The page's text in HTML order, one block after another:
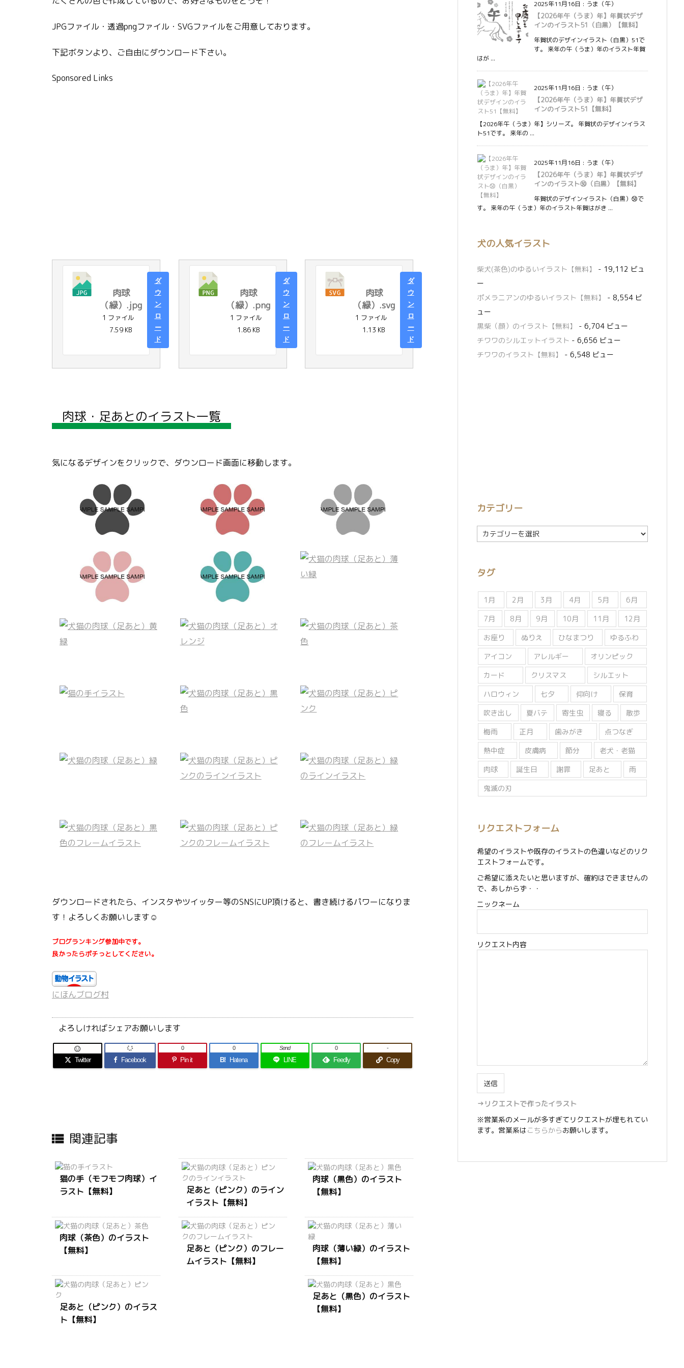
JPGファイル・透過pngファイル・SVGファイルをご用意しております。
下記ボタンより、ご自由にダウンロード下さい。
Sponsored Links
肉球
（緑）.jpg
1 ファイル
7.59 KB
ダ
ウ
ン
ロ
ー
ド
肉球
（緑）.png
1 ファイル
1.86 KB
ダ
ウ
ン
ロ
ー
ド
肉球
（緑）.svg
1 ファイル
1.13 KB
ダ
ウ
ン
ロ
ー
ド
肉球・足あとのイラスト一覧
気になるデザインをクリックで、ダウンロード画面に移動します。
ダウンロードされたら、インスタやツイッター等のSNSにUP頂けると、書き続けるパワーになりま
す！よろしくお願いします☺
ブログランキング参加中です。
良かったらポチっとしてください。
にほんブログ村
よろしければシェアお願いします
Twitter

Facebook Pin it
0
B! Hatena
0
LINE
Send
Feedly
0
Copy
-
 関連記事
猫の手（モフモフ肉球）イ
ラスト【無料】
足あと（ピンク）のライン
イラスト【無料】
肉球（黒色）のイラスト
【無料】
肉球（茶色）のイラスト
【無料】
足あと（ピンク）のフレー
ムイラスト【無料】
肉球（薄い緑）のイラスト
【無料】
足あと（ピンク）のイラス
ト【無料】
足あと（黒色）のイラスト
【無料】
2025年11月16日 : うま（午）
【2026年午（うま）年】年賀状デザ
インのイラスト51（白黒）【無料】
年賀状のデザインイラスト（白黒）51で
す。 来年の午（うま）年のイラスト年賀
はが ...
2025年11月16日 : うま（午）
【2026年午（うま）年】年賀状デザ
インのイラスト51【無料】
【2026年午（うま）年】シリーズ。 年賀状のデザインイラス
ト51です。 来年の ...
2025年11月16日 : うま（午）
【2026年午（うま）年】年賀状デザ
インのイラスト㊿（白黒）【無料】
年賀状のデザインイラスト（白黒）㊿で
す。 来年の午（うま）年のイラスト年賀はがき ...
犬の人気イラスト
柴犬(茶色)のゆるいイラスト【無料】
- 19,112 ビュ
ー
ポメラニアンのゆるいイラスト【無料】
- 8,554 ビ
ュー
黒柴（顔）のイラスト【無料】
- 6,704 ビュー
チワワのシルエットイラスト - 6,656 ビュー
チワワのイラスト【無料】
- 6,548 ビュー
カテゴリー
カ
テ
ー
タグ
1月 2月 3月 4月 5月
6月
7月
8月 9月 10月 11月
12月
お座り
ぬりえ ひなまつり
ゆるふわ
アイコン
アレルギー
オリンピック
カード
クリスマス
シルエット
ハロウィン
七夕 仰向け
保育
吹き出し
夏バテ 寄生虫 寝る
散歩
梅雨
正月 歯みがき
点つなぎ
熱中症
皮膚病 節分
老犬・老猫
肉球
誕生日 謝罪 足あと
雨
鬼滅の刃
リクエストフォーム
希望のイラストや既存のイラストの色違いなどのリク
エストフォームです。
ご希望に添えたいと思いますが、確約はできませんの
で、あしからず・・
ニックネーム
リクエスト内容
→リクエストで作ったイラスト
※営業系のメールが多すぎてリクエストが埋もれてい
ます。営業系はこちらからお願いします。